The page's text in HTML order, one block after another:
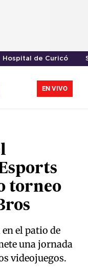
Hospital de Curicó
EN VIVO
torneo
el patio de
una jornada
videojuegos.